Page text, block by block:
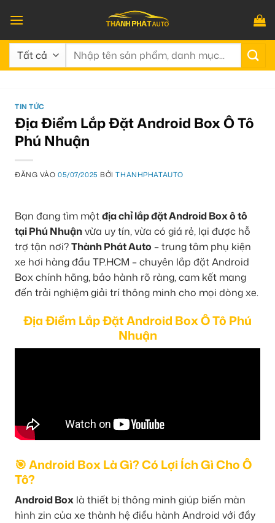
qua
nội
dung
Tìm
TIN TỨC
Địa Điểm Lắp Đặt Android Box Ô Tô
Phú Nhuận
ĐĂNG VÀO05/07/2025 BỞITHANHPHATAUTO
Bạn đang tìm mộtđịa chỉ lắp đặt Android Box ô tô
tại Phú Nhuậnvừa uy tín, vừa có giá rẻ, lại được hỗ
trợ tận nơi?Thành Phát Auto – trung tâm phụ kiện
xe hơi hàng đầu TP.HCM – chuyên lắp đặt Android
Box chính hãng, bảo hành rõ ràng, cam kết mang
đến trải nghiệm giải trí thông minh cho mọi dòng xe.
Địa Điểm Lắp Đặt Android Box Ô Tô Phú
Nhuận
🎯 Android Box Là Gì? Có Lợi Ích Gì Cho Ô
Tô?
Android Box là thiết bị thông minh giúp biến màn
hình zin của xe thành hệ điều hành Android với đầy